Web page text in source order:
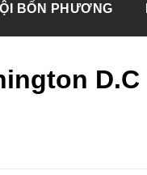
BỐN PHƯƠNG